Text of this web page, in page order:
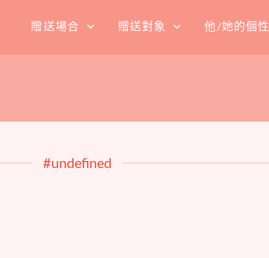
贈送場合 贈送對象 他/她的個性
#undefined